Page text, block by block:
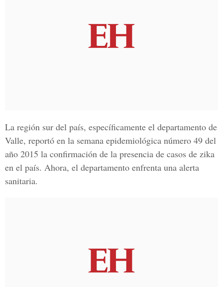
La región sur del país, específicamente el departamento de
Valle, reportó en la semana epidemiológica número 49 del
año 2015 la confirmación de la presencia de casos de zika
en el país. Ahora, el departamento enfrenta una alerta
sanitaria.